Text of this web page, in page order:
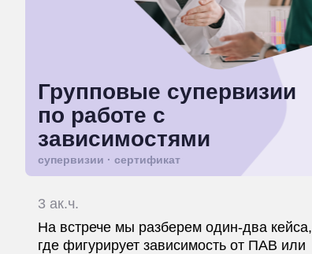
Групповые супервизии
по работе с
зависимостями
супервизии · сертификат
3 ак.ч.
На встрече мы разберем один-два кейса,
где фигурирует зависимость от ПАВ или